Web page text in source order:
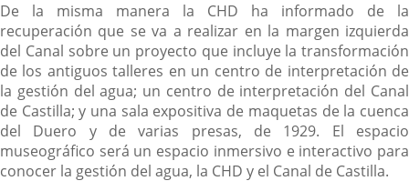
De la misma manera la CHD ha informado de la
recuperación que se va a realizar en la margen izquierda
del Canal sobre un proyecto que incluye la transformación
de los antiguos talleres en un centro de interpretación de
la gestión del agua; un centro de interpretación del Canal
de Castilla; y una sala expositiva de maquetas de la cuenca
del Duero y de varias presas, de 1929. El espacio
museográfico será un espacio inmersivo e interactivo para
conocer la gestión del agua, la CHD y el Canal de Castilla.